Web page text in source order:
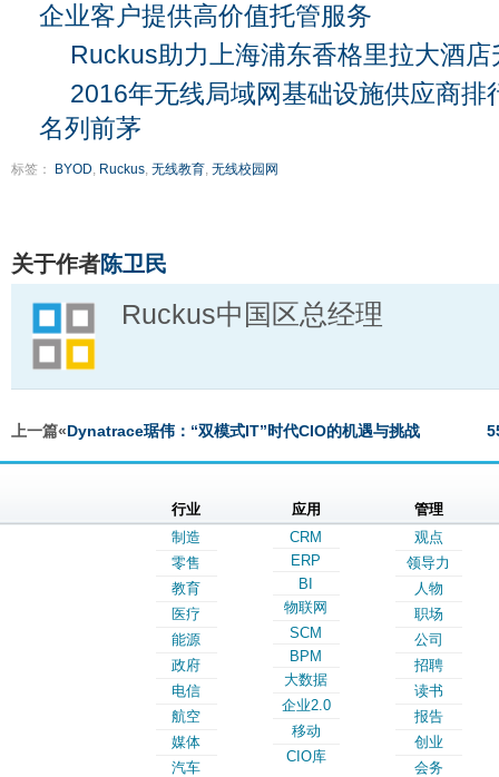
企业客户提供高价值托管服务
Ruckus助力上海浦东香格里拉大酒
2016年无线局域网基础设施供应商排
名列前茅
标签： BYOD, Ruckus, 无线教育, 无线校园网
关于作者陈卫民
Ruckus中国区总经理
上一篇«Dynatrace琚伟：“双模式IT”时代CIO的机遇与挑战
行业
制造
零售
教育
医疗
能源
政府
电信
航空
媒体
汽车
应用
CRM
ERP
BI
物联网
SCM
BPM
大数据
企业2.0
移动
CIO库
管理
观点
领导力
人物
职场
公司
招聘
读书
报告
创业
会务